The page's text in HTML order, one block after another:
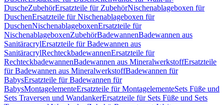
DuscheZubehörErsatzteile für ZubehörNischenablageboxen für
DuschenErsatzteile für Nischenablageboxen für
DuschenNischenablageboxenErsatzteile für
NischenablageboxenZubehörBadewannenBadewannen aus
SanitäracrylErsatzteile für Badewannen aus
SanitäracrylRechteckbadewannenErsatzteile für
RechteckbadewannenBadewannen aus MineralwerkstoffErsatzteile
für Badewannen aus MineralwerkstoffBadewannen für
BabysErsatzteile für Badewannen für
BabysMontagelementeErsatzteile für MontagelementeSets Füße und
Sets Traversen und WandankerErsatzteile für Sets Füße und Sets